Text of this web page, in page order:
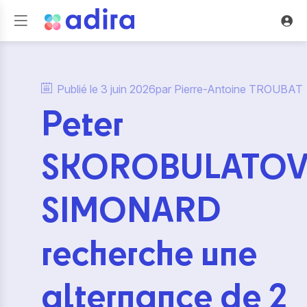
Publié le 3 juin 2026par Pierre-Antoine TROUBAT
Peter
SIMONARD
recherche une
alternance de 2